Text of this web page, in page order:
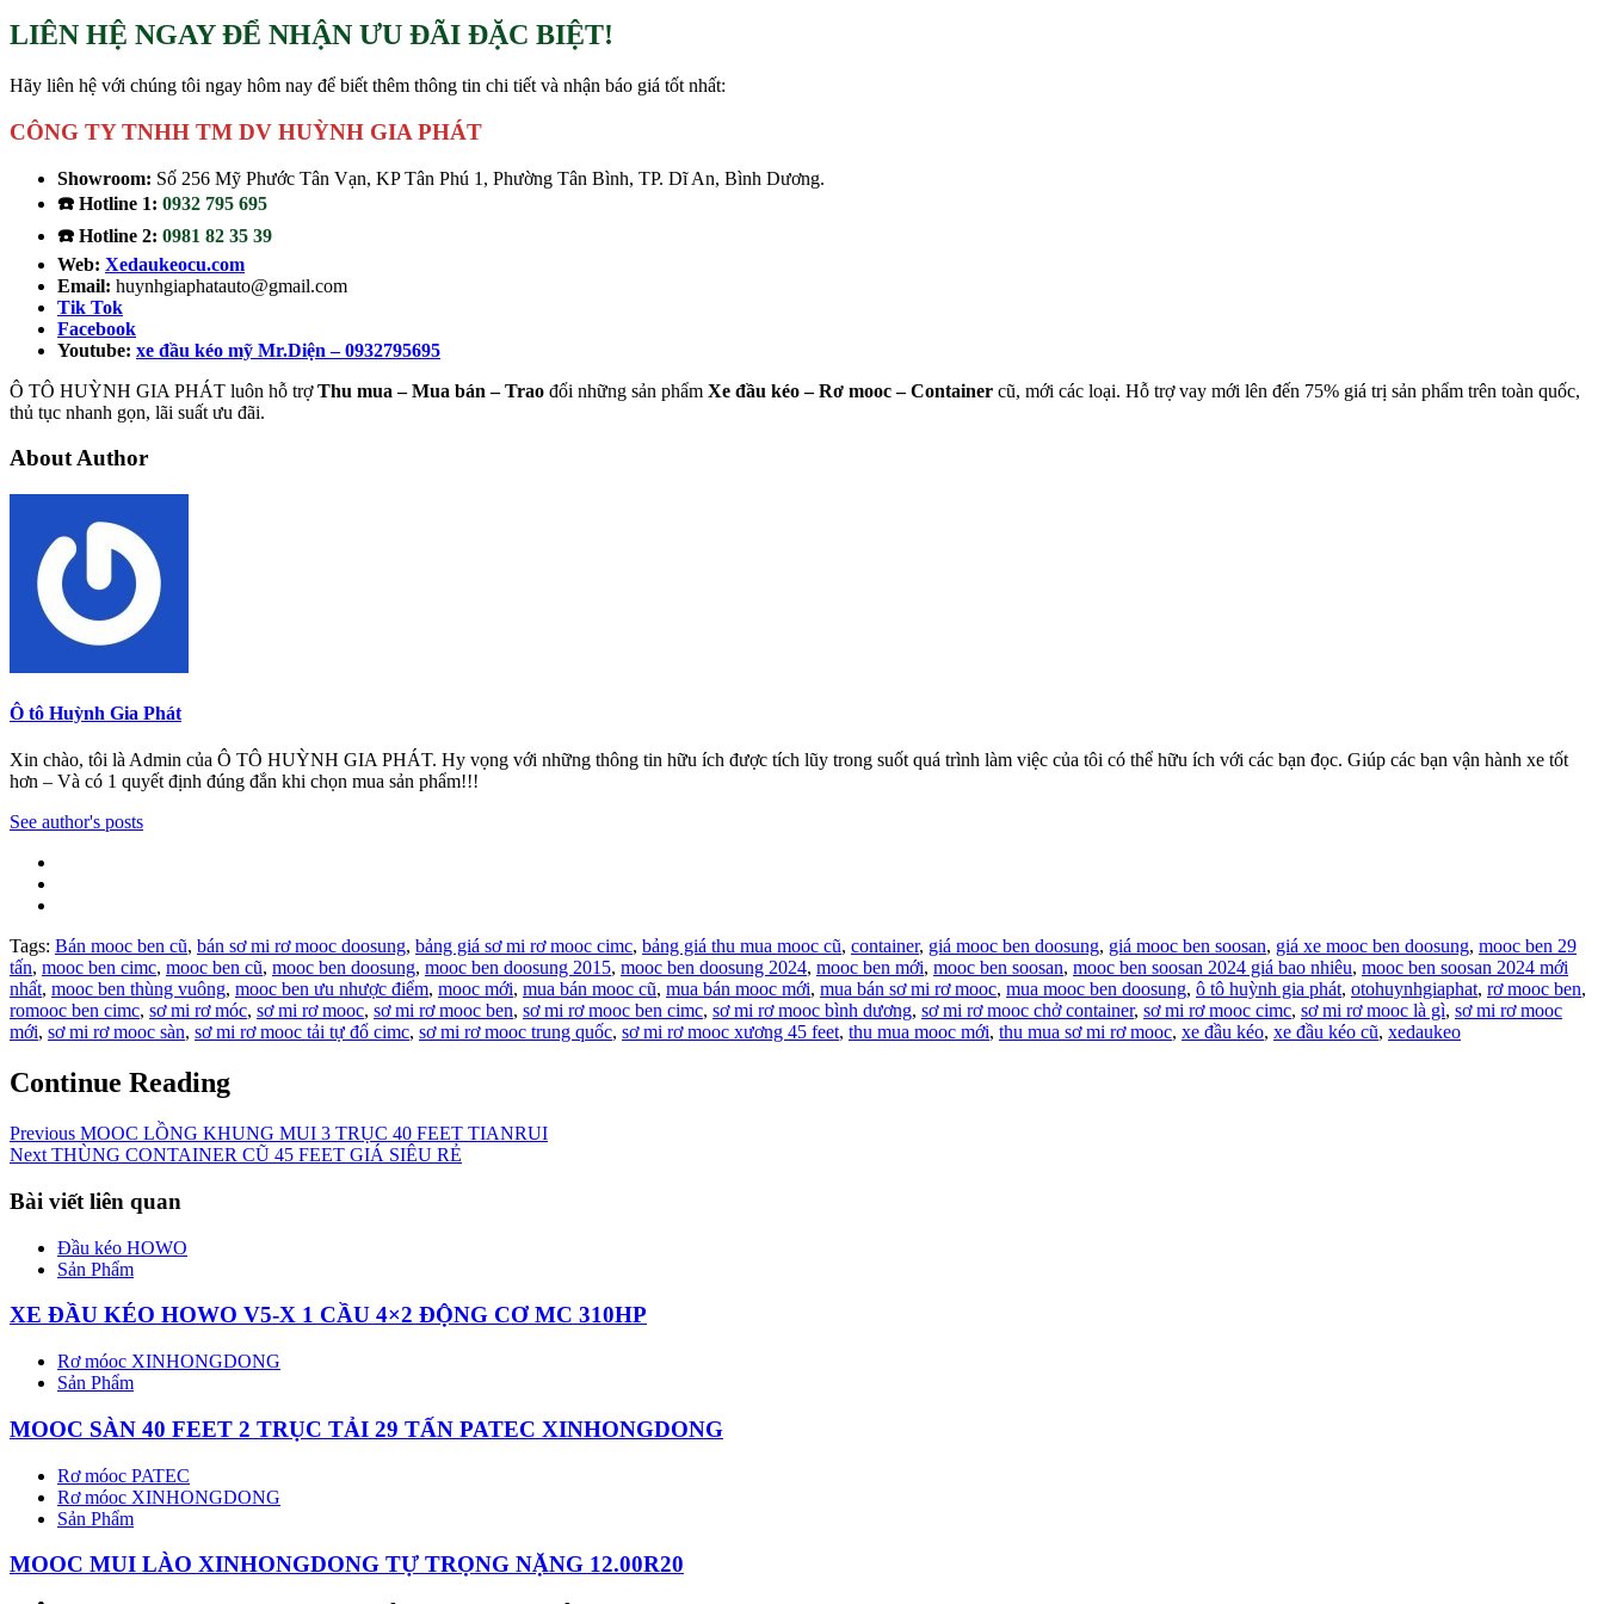
LIÊN HỆ NGAY ĐỂ NHẬN ƯU ĐÃI ĐẶC BIỆT!
Hãy liên hệ với chúng tôi ngay hôm nay để biết thêm thông tin chi tiết và nhận báo giá tốt nhất:
CÔNG TY TNHH TM DV HUỲNH GIA PHÁT
Showroom: Số 256 Mỹ Phước Tân Vạn, KP Tân Phú 1, Phường Tân Bình, TP. Dĩ An, Bình Dương.
☎️ Hotline 1: 0932 795 695
☎️ Hotline 2: 0981 82 35 39
Web: Xedaukeocu.com
Email: huynhgiaphatauto@gmail.com
Tik Tok
Facebook
Youtube: xe đầu kéo mỹ Mr.Diện – 0932795695
Ô TÔ HUỲNH GIA PHÁT luôn hỗ trợThu mua – Mua bán – Trao đổi những sản phẩm Xe đầu kéo – Rơ mooc – Container cũ, mới các loại. Hỗ trợ vay mới lên đến 75% giá trị sản phẩm trên toàn quốc,
thủ tục nhanh gọn, lãi suất ưu đãi.
About Author
Ô tô Huỳnh Gia Phát
Xin chào, tôi là Admin của Ô TÔ HUỲNH GIA PHÁT. Hy vọng với những thông tin hữu ích được tích lũy trong suốt quá trình làm việc của tôi có thể hữu ích với các bạn đọc. Giúp các bạn vận hành xe tốt
hơn – Và có 1 quyết định đúng đắn khi chọn mua sản phẩm!!!
See author's posts
Tags: Bán mooc ben cũ, bán sơ mi rơ mooc doosung, bảng giá sơ mi rơ mooc cimc, bảng giá thu mua mooc cũ, container, giá mooc ben doosung, giá mooc ben soosan, giá xe mooc ben doosung, mooc ben 29
tấn, mooc ben cimc, mooc ben cũ, mooc ben doosung, mooc ben doosung 2015, mooc ben doosung 2024, mooc ben mới, mooc ben soosan, mooc ben soosan 2024 giá bao nhiêu, mooc ben soosan 2024 mới
nhất, mooc ben thùng vuông, mooc ben ưu nhược điểm, mooc mới, mua bán mooc cũ, mua bán mooc mới, mua bán sơ mi rơ mooc, mua mooc ben doosung, ô tô huỳnh gia phát, otohuynhgiaphat, rơ mooc ben,
romooc ben cimc, sơ mi rơ móc, sơ mi rơ mooc, sơ mi rơ mooc ben, sơ mi rơ mooc ben cimc, sơ mi rơ mooc bình dương, sơ mi rơ mooc chở container, sơ mi rơ mooc cimc, sơ mi rơ mooc là gì, sơ mi rơ mooc
mới, sơ mi rơ mooc sàn, sơ mi rơ mooc tải tự đổ cimc, sơ mi rơ mooc trung quốc, sơ mi rơ mooc xương 45 feet, thu mua mooc mới, thu mua sơ mi rơ mooc, xe đầu kéo, xe đầu kéo cũ, xedaukeo
Continue Reading
Previous MOOC LỒNG KHUNG MUI 3 TRỤC 40 FEET TIANRUI
Next THÙNG CONTAINER CŨ 45 FEET GIÁ SIÊU RẺ
Bài viết liên quan
Đầu kéo HOWO
Sản Phẩm
XE ĐẦU KÉO HOWO V5-X 1 CẦU 4×2 ĐỘNG CƠ MC 310HP
Rơ móoc XINHONGDONG
Sản Phẩm
MOOC SÀN 40 FEET 2 TRỤC TẢI 29 TẤN PATEC XINHONGDONG
Rơ móoc PATEC
Rơ móoc XINHONGDONG
Sản Phẩm
MOOC MUI LÀO XINHONGDONG TỰ TRỌNG NẶNG 12.00R20